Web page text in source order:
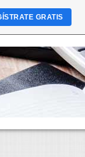
GRATIS